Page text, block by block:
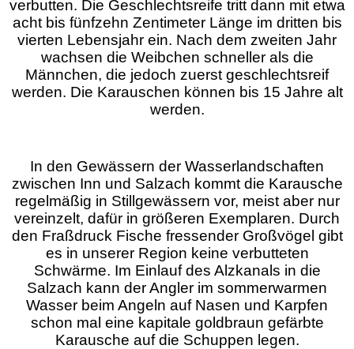
verbutten. Die Geschlechtsreife tritt dann mit etwa
acht bis fünfzehn Zentimeter Länge im dritten bis
vierten Lebensjahr ein. Nach dem zweiten Jahr
wachsen die Weibchen schneller als die
Männchen, die jedoch zuerst geschlechtsreif
werden. Die Karauschen können bis 15 Jahre alt
werden.
In den Gewässern der Wasserlandschaften
zwischen Inn und Salzach kommt die Karausche
regelmäßig in Stillgewässern vor, meist aber nur
vereinzelt, dafür in größeren Exemplaren. Durch
den Fraßdruck Fische fressender Großvögel gibt
es in unserer Region keine verbutteten
Schwärme. Im Einlauf des Alzkanals in die
Salzach kann der Angler im sommerwarmen
Wasser beim Angeln auf Nasen und Karpfen
schon mal eine kapitale goldbraun gefärbte
Karausche auf die Schuppen legen.